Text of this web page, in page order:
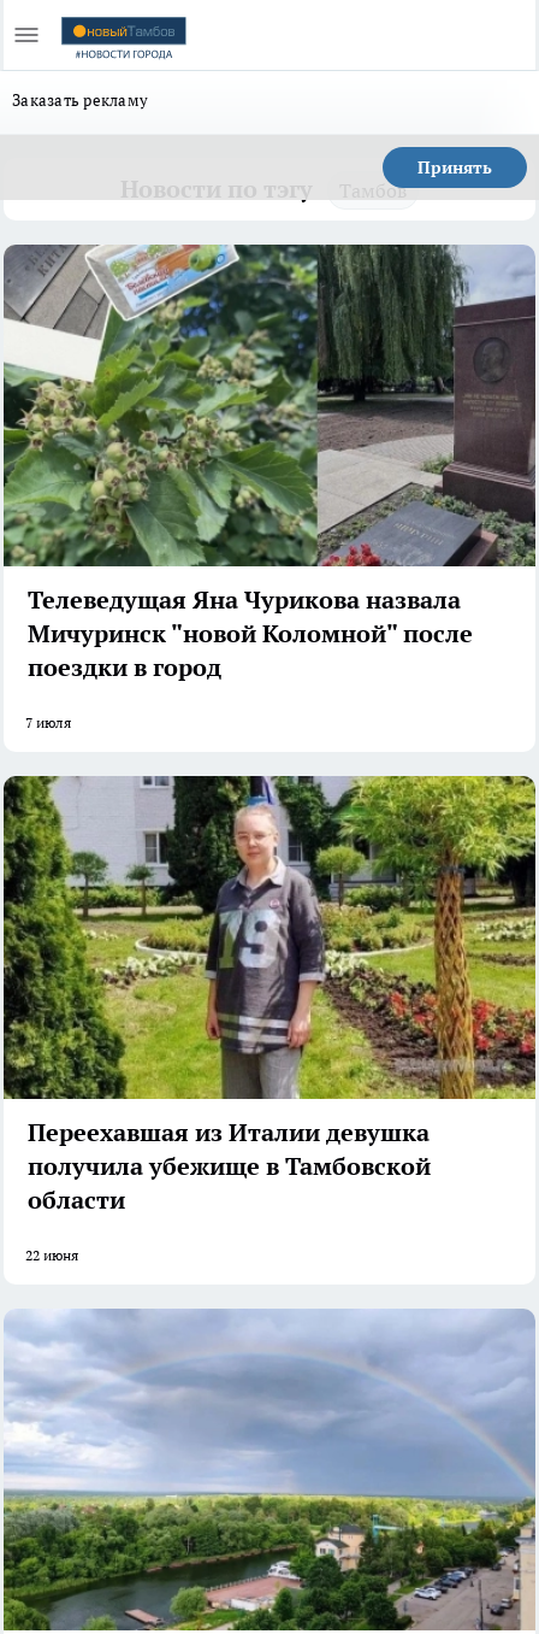
Заказать рекламу
Принять
Тамбов
Телеведущая Яна Чурикова назвала
Мичуринск "новой Коломной" после
поездки в город
7 июля
Переехавшая из Италии девушка
получила убежище в Тамбовской
области
22 июня